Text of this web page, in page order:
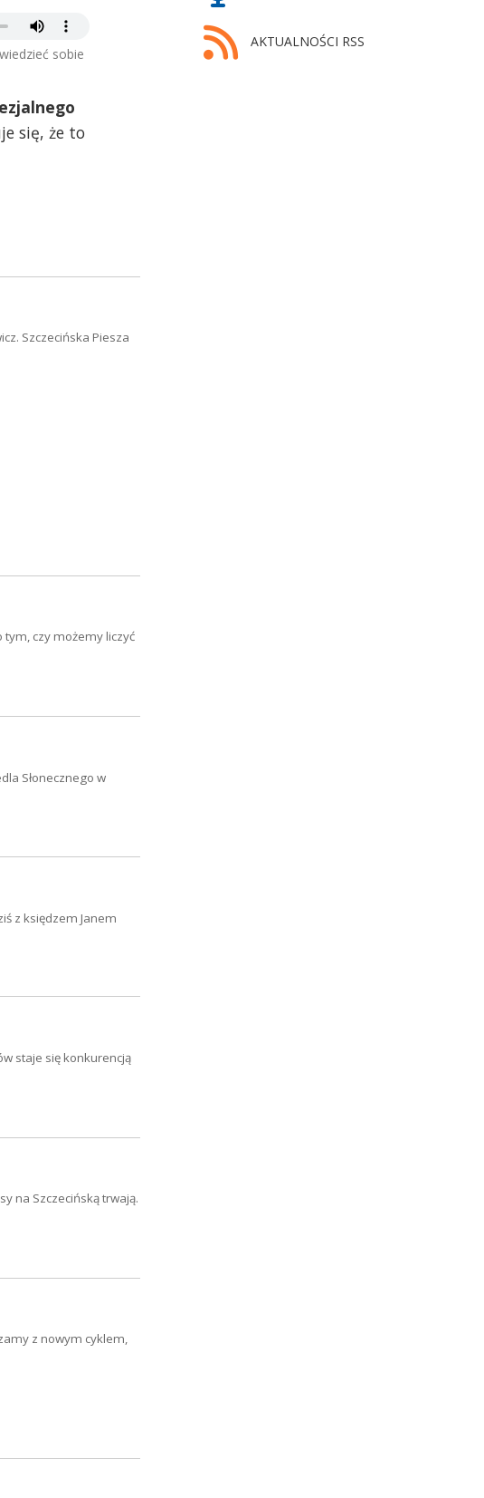
sobie
się, że to
AKTUALNOŚCI RSS
Szczecińska Piesza
tym, czy możemy liczyć
Słonecznego w
z księdzem Janem
staje się konkurencją
na Szczecińską trwają.
z nowym cyklem,